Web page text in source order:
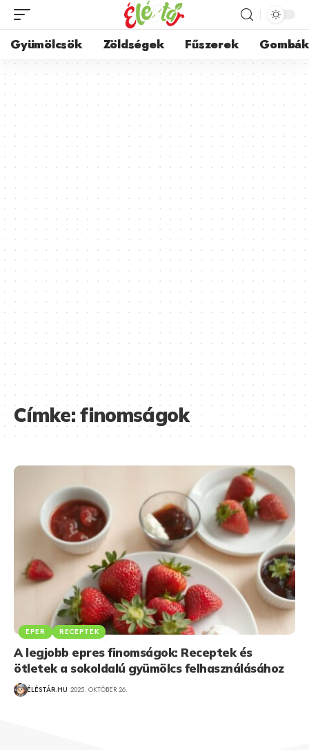
Gyümölcsök Zöldségek Fűszerek Gombák
Címke:finomságok
EPER RECEPTEK
A legjobb epres finomságok: Receptek és
ötletek a sokoldalú gyümölcs felhasználásához
ÉLÉSTÁR.HU 2025. OKTÓBER 26.